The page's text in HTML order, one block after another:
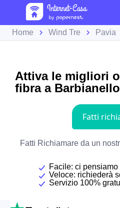
Home Wind Tre Pavia